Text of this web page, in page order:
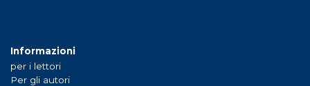
Informazioni
per i lettori
Per gli autori